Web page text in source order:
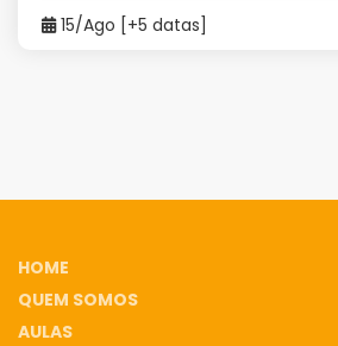
15/Ago [+5 datas]
HOME
QUEM SOMOS
AULAS